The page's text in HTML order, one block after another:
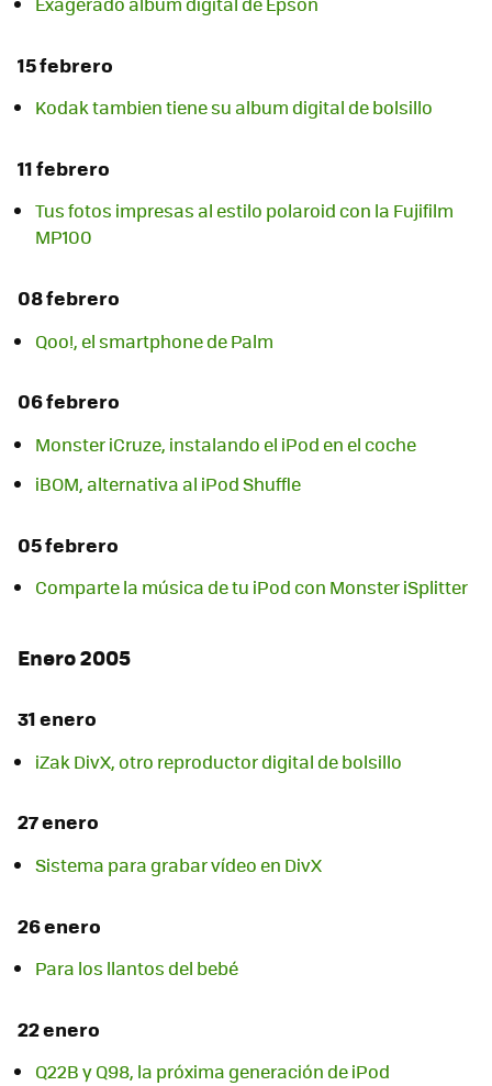
15 febrero
Kodak tambien tiene su album digital de bolsillo
11 febrero
Tus fotos impresas al estilo polaroid con la Fujifilm
MP100
08 febrero
Qoo!, el smartphone de Palm
06 febrero
Monster iCruze, instalando el iPod en el coche
iBOM, alternativa al iPod Shuffle
05 febrero
Comparte la música de tu iPod con Monster iSplitter
Enero 2005
31 enero
iZak DivX, otro reproductor digital de bolsillo
27 enero
Sistema para grabar vídeo en DivX
26 enero
Para los llantos del bebé
22 enero
Q22B y Q98, la próxima generación de iPod